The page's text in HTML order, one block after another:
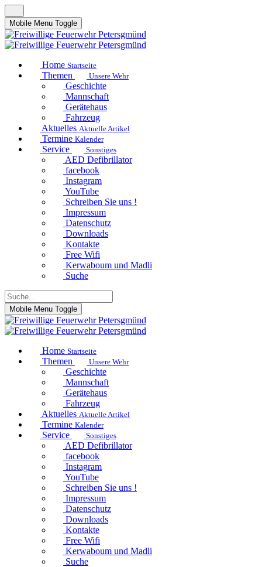
Mobile Menu Toggle
Home Startseite
Themen Unsere Wehr
Geschichte
Mannschaft
Gerätehaus
Fahrzeug
Aktuelles Aktuelle Artikel
Termine Kalender
Service Sonstiges
AED Defibrillator
facebook
Instagram
YouTube
Schreiben Sie uns !
Impressum
Datenschutz
Downloads
Kontakte
Free Wifi
Kerwaboum und Madli
Suche
Mobile Menu Toggle
Home Startseite
Themen Unsere Wehr
Geschichte
Mannschaft
Gerätehaus
Fahrzeug
Aktuelles Aktuelle Artikel
Termine Kalender
Service Sonstiges
AED Defibrillator
facebook
Instagram
YouTube
Schreiben Sie uns !
Impressum
Datenschutz
Downloads
Kontakte
Free Wifi
Kerwaboum und Madli
Suche